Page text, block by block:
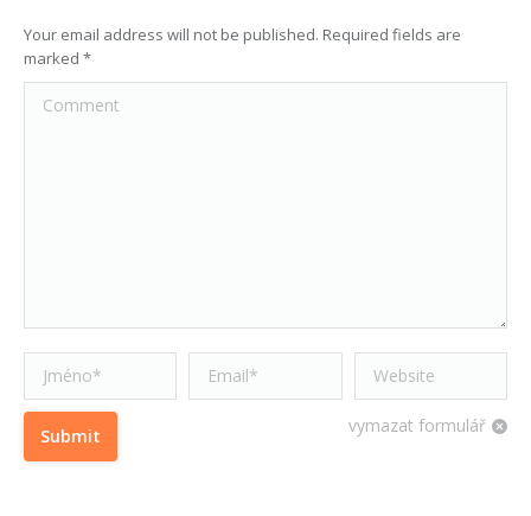
Your email address will not be published. Required fields are
marked *
Comment
Jméno * Email * Website
vymazat formulář
Submit